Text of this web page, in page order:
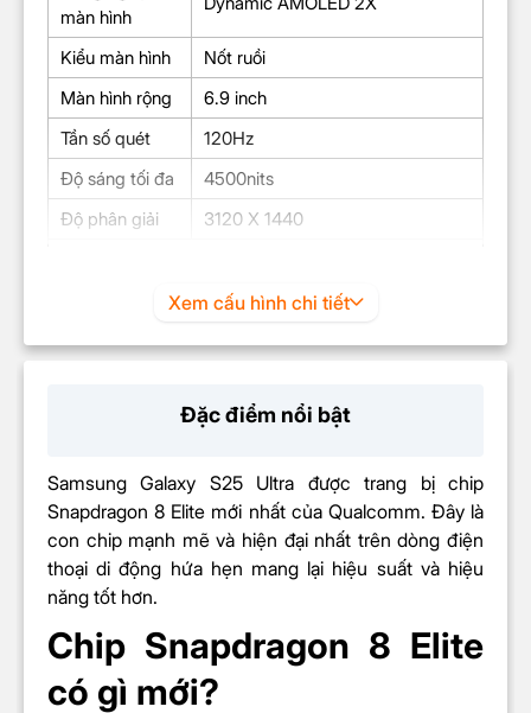
màn hình
Kiểu màn hình
Nốt ruồi
Màn hình rộng
6.9 inch
Tần số quét
120Hz
Độ sáng tối đa
4500nits
Độ phân giải
3120 X 1440
OneUI
Chip
Snapdragon 8 Elite for Galaxy
(GPU)
CAMERA SAU
Độ phân giải
200.0 MP + 50.0 MP + 50.0 MP
+ 10.0 MP
Góc siêu rộng (Ultrawide)
Chống rung quang học (OIS)
Tự động lấy nét (AF)
Xem cấu hình chi tiết
Đặc điểm nổi bật
Samsung Galaxy S25 Ultra được trang bị chip
Snapdragon 8 Elite mới nhất của Qualcomm. Đây là
con chip mạnh mẽ và hiện đại nhất trên dòng điện
thoại di động hứa hẹn mang lại hiệu suất và hiệu
năng tốt hơn.
Chip Snapdragon 8 Elite
có gì mới?